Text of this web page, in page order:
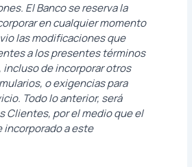
El Banco se reserva la
en cualquier momento
las modificaciones que
a los presentes términos
incluso de incorporar otros
o exigencias para
Todo lo anterior, será
Clientes, por el medio que el
incorporado a este